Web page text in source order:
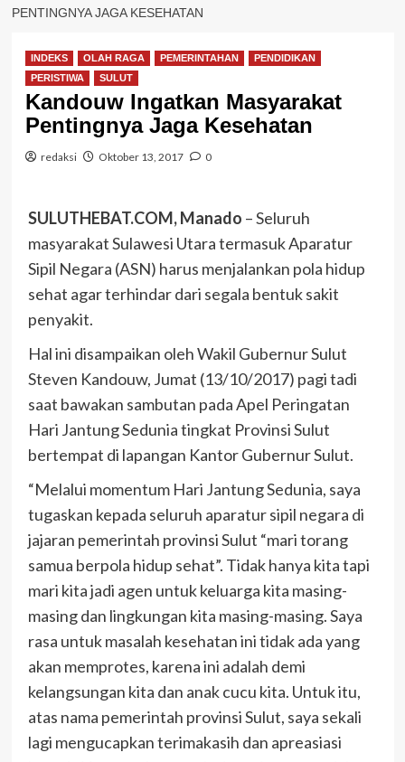
PENTINGNYA JAGA KESEHATAN
INDEKS OLAH RAGA PEMERINTAHAN
PENDIDIKAN
PERISTIWA
SULUT
Kandouw Ingatkan Masyarakat
Pentingnya Jaga Kesehatan
redaksi Oktober 13, 2017 0
SULUTHEBAT.COM, Manado – Seluruh
masyarakat Sulawesi Utara termasuk Aparatur
Sipil Negara (ASN) harus menjalankan pola hidup
sehat agar terhindar dari segala bentuk sakit
penyakit.
Hal ini disampaikan oleh Wakil Gubernur Sulut
Steven Kandouw, Jumat (13/10/2017) pagi tadi
saat bawakan sambutan pada Apel Peringatan
Hari Jantung Sedunia tingkat Provinsi Sulut
bertempat di lapangan Kantor Gubernur Sulut.
“Melalui momentum Hari Jantung Sedunia, saya
tugaskan kepada seluruh aparatur sipil negara di
jajaran pemerintah provinsi Sulut “mari torang
samua berpola hidup sehat”. Tidak hanya kita tapi
mari kita jadi agen untuk keluarga kita masing-
masing dan lingkungan kita masing-masing. Saya
rasa untuk masalah kesehatan ini tidak ada yang
akan memprotes, karena ini adalah demi
kelangsungan kita dan anak cucu kita. Untuk itu,
atas nama pemerintah provinsi Sulut, saya sekali
lagi mengucapkan terimakasih dan apreasiasi